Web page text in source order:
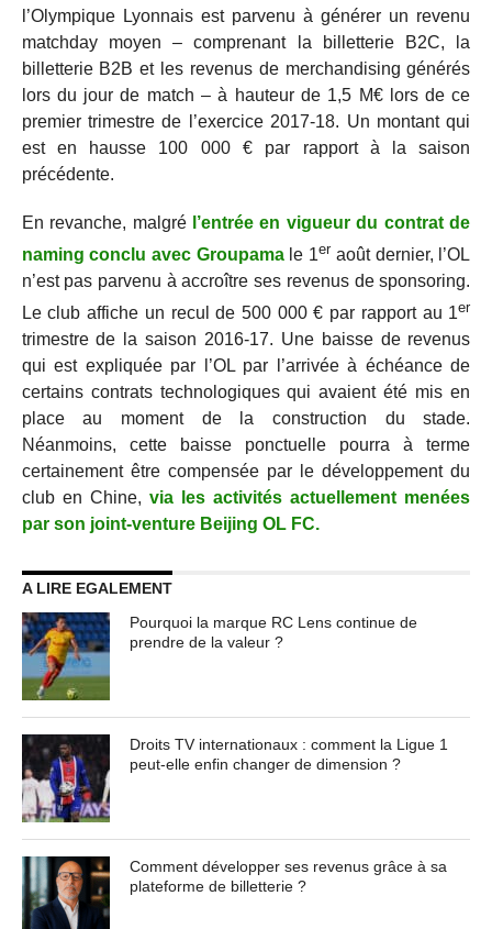
l’Olympique Lyonnais est parvenu à générer un revenu
matchday moyen – comprenant la billetterie B2C, la
billetterie B2B et les revenus de merchandising générés
lors du jour de match – à hauteur de 1,5 M€ lors de ce
premier trimestre de l’exercice 2017-18. Un montant qui
est en hausse 100 000 € par rapport à la saison
précédente.
En revanche, malgré l’entrée en vigueur du contrat de
naming conclu avec Groupamale 1er août dernier, l’OL
n’est pas parvenu à accroître ses revenus de sponsoring.
Le club affiche un recul de 500 000 € par rapport au 1er
trimestre de la saison 2016-17. Une baisse de revenus
qui est expliquée par l’OL par l’arrivée à échéance de
certains contrats technologiques qui avaient été mis en
place au moment de la construction du stade.
Néanmoins, cette baisse ponctuelle pourra à terme
certainement être compensée par le développement du
club en Chine, via les activités actuellement menées
par son joint-venture Beijing OL FC.
A LIRE EGALEMENT
Pourquoi la marque RC Lens continue de
prendre de la valeur ?
Droits TV internationaux : comment la Ligue 1
peut-elle enfin changer de dimension ?
Comment développer ses revenus grâce à sa
plateforme de billetterie ?